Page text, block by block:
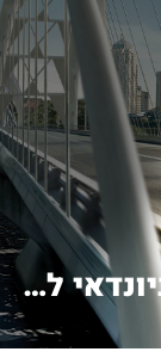
נורת כרית אויר דולקת לי, ביונדאי לנטר...